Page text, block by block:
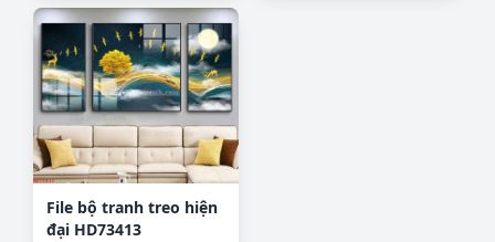
File bộ tranh treo hiện
đại HD73413